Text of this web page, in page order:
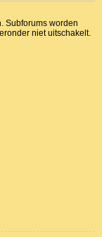
Subforums worden
niet uitschakelt.